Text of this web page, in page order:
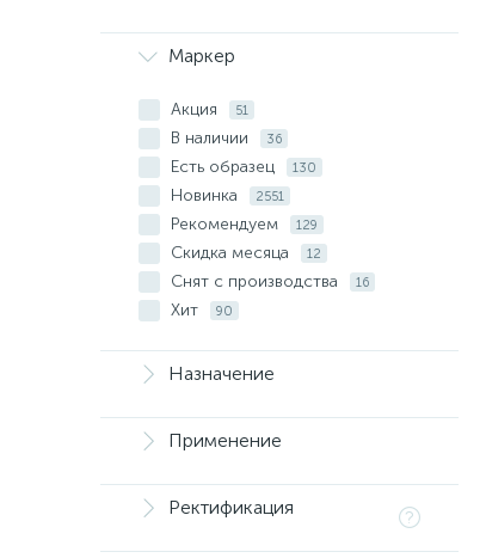
Маркер
Акция 51
В наличии 36
Есть образец 130
Новинка 2551
Рекомендуем 129
Скидка месяца 12
Снят с производства 16
Хит 90
Назначение
Применение
Ректификация